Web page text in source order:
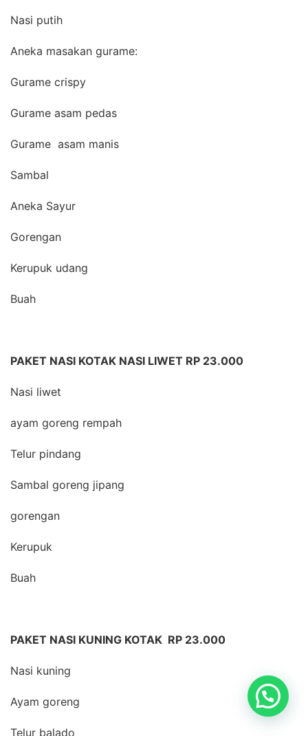
Nasi putih
Aneka masakan gurame:
Gurame crispy
Gurame asam pedas
Gurame asam manis
Sambal
Aneka Sayur
Gorengan
Kerupuk udang
Buah
PAKET NASI KOTAK NASI LIWET RP 23.000
Nasi liwet
ayam goreng rempah
Telur pindang
Sambal goreng jipang
gorengan
Kerupuk
Buah
PAKET NASI KUNING KOTAK RP 23.000
Nasi kuning
Ayam goreng
Telur balado